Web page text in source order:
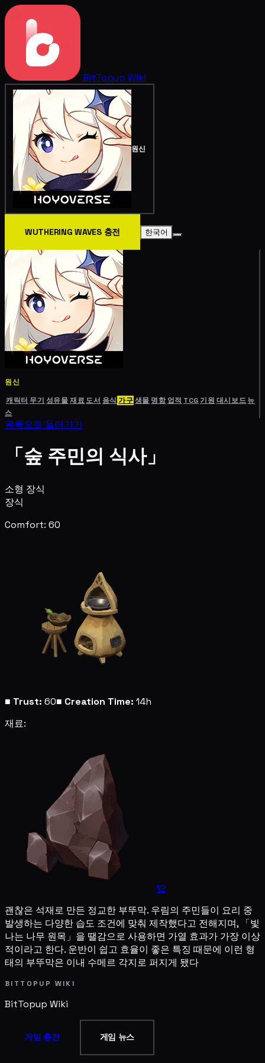
BitTopup Wiki
원신
WUTHERING WAVES 충전 한국어
원신
캐릭터 무기 성유물재료도서 음식 가구생물 명함 업적 TCG기원 대시보드뉴
스
목록으로 돌아가기
「숲 주민의 식사」
소형 장식
장식
Comfort: 60
■ Trust: 60■ Creation Time: 14h
재료:
12
괜찮은 석재로 만든 정교한 부뚜막. 우림의 주민들이 요리 중
발생하는 다양한 습도 조건에 맞춰 제작했다고 전해지며, 「빛
나는 나무 원목」을 땔감으로 사용하면 가열 효과가 가장 이상
적이라고 한다. 운반이 쉽고 효율이 좋은 특징 때문에 이런 형
태의 부뚜막은 이내 수메르 각지로 퍼지게 됐다
BITTOPUP WIKI
BitTopup Wiki
게임 충전 게임 뉴스